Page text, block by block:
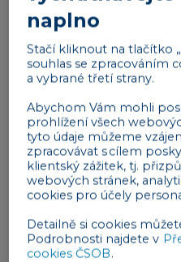
Před revolucí jsem
Elektroporcelánu Louny,
stala náměstkyní. Čím
propouštění a já jsem
jsem nebyla tak úplně
dostala udičku do velké
majitelů můj strýc.
prokuristka a poznala
maloobchod i
benzinové pumpy, které
naplno
Stačí kliknout na tlačítko
souhlas se zpracováním
a vybrané třetí strany.
Abychom Vám mohli
prohlížení všech
tyto údaje můžeme
zpracovávat s cílem
klientský zážitek, tj.
webových stránek,
cookies pro účely
Detailně si cookies
Podrobnosti najdete v
cookies ČSOB.